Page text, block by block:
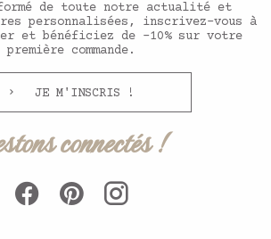
de toute notre actualité et
personnalisées, inscrivez-vous à
et bénéficiez de -10% sur votre
première commande.
JE M'INSCRIS !
connectés !